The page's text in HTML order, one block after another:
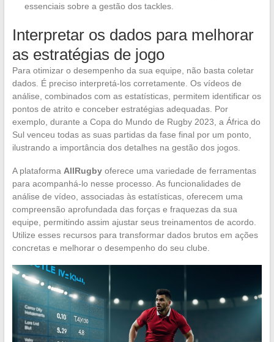
essenciais sobre a gestão dos tackles.
Interpretar os dados para melhorar
as estratégias de jogo
Para otimizar o desempenho da sua equipe, não basta coletar
dados. É preciso interpretá-los corretamente. Os vídeos de
análise, combinados com as estatísticas, permitem identificar os
pontos de atrito e conceber estratégias adequadas. Por
exemplo, durante a Copa do Mundo de Rugby 2023, a África do
Sul venceu todas as suas partidas da fase final por um ponto,
ilustrando a importância dos detalhes na gestão dos jogos.
A plataforma AllRugbyoferece uma variedade de ferramentas
para acompanhá-lo nesse processo. As funcionalidades de
análise de vídeo, associadas às estatísticas, oferecem uma
compreensão aprofundada das forças e fraquezas da sua
equipe, permitindo assim ajustar seus treinamentos de acordo.
Utilize esses recursos para transformar dados brutos em ações
concretas e melhorar o desempenho do seu clube.